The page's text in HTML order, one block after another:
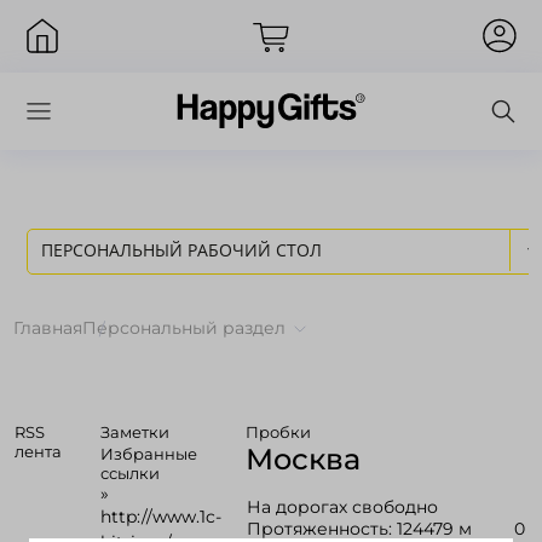
ПЕРСОНАЛЬНЫЙ РАБОЧИЙ СТОЛ
ГлавнаяПерсональный раздел
RSS
лента
Заметки
Избранные
ссылки
»
http://www.1c-
Пробки
Москва
На дорогах свободно
Протяженность: 124479 м
0
Вход
Запомнить меня Забыли пароль?